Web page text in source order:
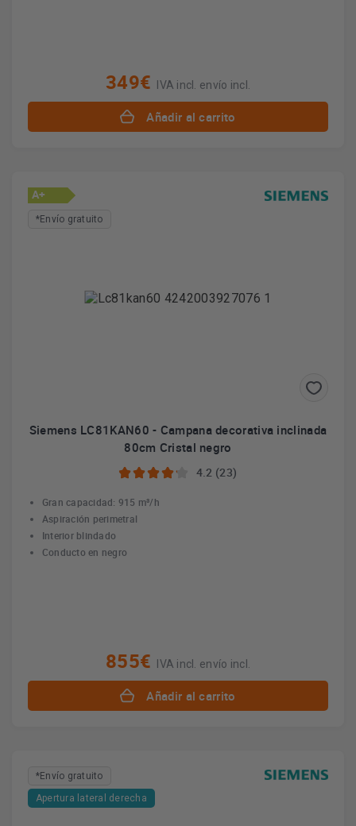
349€ IVA incl. envío incl.
Añadir al carrito
A+
*Envío gratuito
Siemens LC81KAN60 - Campana decorativa inclinada
80cm Cristal negro
4.2 (23)
Gran capacidad: 915 m³/h
Aspiración perimetral
Interior blindado
Conducto en negro
855€ IVA incl. envío incl.
Añadir al carrito
*Envío gratuito
Apertura lateral derecha